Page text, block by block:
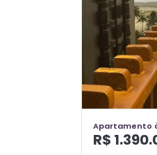
Apartamento
R$